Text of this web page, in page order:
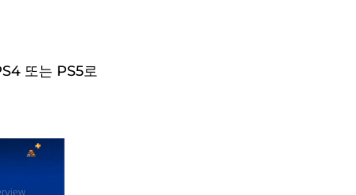
또는 PS5로